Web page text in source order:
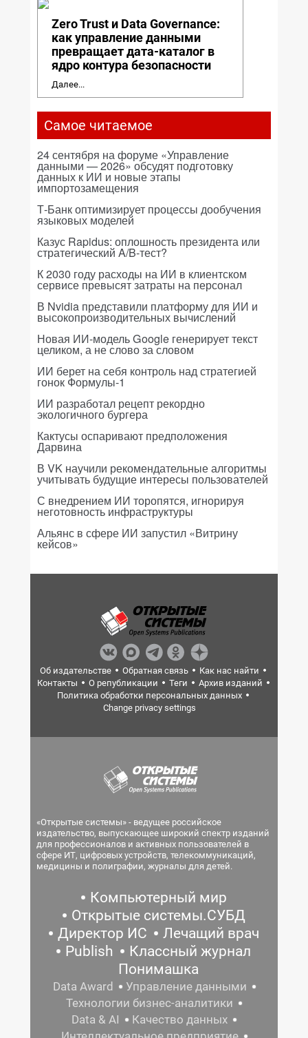
Zero Trust и Data Governance:
как управление данными
превращает дата-каталог в
ядро контура безопасности
Далее...
Самое читаемое
24 сентября на форуме «Управление
данными — 2026» обсудят подготовку
данных к ИИ и новые этапы
импортозамещения
Т-Банк оптимизирует процессы дообучения
языковых моделей
Казус Rapidus: оплошность президента или
стратегический A/B-тест?
К 2030 году расходы на ИИ в клиентском
сервисе превысят затраты на персонал
В Nvidia представили платформу для ИИ и
высокопроизводительных вычислений
Новая ИИ-модель Google генерирует текст
целиком, а не слово за словом
ИИ берет на себя контроль над стратегией
гонок Формулы-1
ИИ разработал рецепт рекордно
экологичного бургера
Кактусы оспаривают предположения
Дарвина
В VK научили рекомендательные алгоритмы
учитывать будущие интересы пользователей
С внедрением ИИ торопятся, игнорируя
неготовность инфраструктуры
Альянс в сфере ИИ запустил «Витрину
кейсов»
Об издательстве Обратная связь
Как нас найти
Контакты
О републикации Теги
Архив изданий
Политика обработки персональных данных
Change privacy settings
«Открытые системы» - ведущее российское
издательство, выпускающее широкий спектр изданий
для профессионалов и активных пользователей в
сфере ИТ, цифровых устройств, телекоммуникаций,
медицины и полиграфии, журналы для детей.
Компьютерный мир
Открытые системы.СУБД
Директор ИС
Лечащий врач
Publish
Классный журнал
Понимашка
Data Award
Управление данными
Технологии бизнес-аналитики
Data & AI
Качество данных